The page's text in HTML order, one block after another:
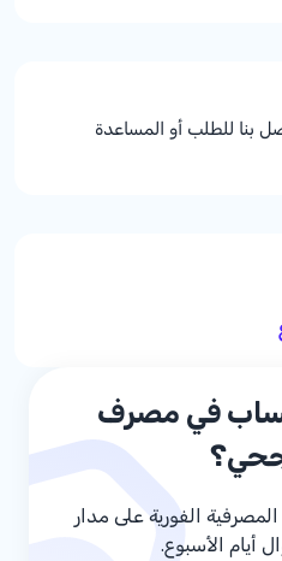
بنا للطلب أو المساعدة
في مصرف
الفورية على مدار
أيام الأسبوع.